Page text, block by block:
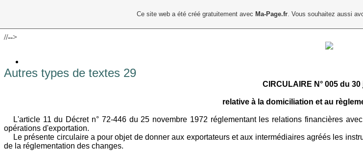
//-->
Autres types de textes 29
CIRCULAIRE N° 005 du
relative à la domiciliation et au
L'article 11 du Décret n° 72-446 du 25 novembre 1972 réglementant les relations financières
opérations d'exportation.
Le présente circulaire a pour objet de donner aux exportateurs et aux intermédiaires agréés les
de la réglementation des changes.
Ce site web a été créé gratuitement avec Ma-Page.fr. Vous souhaitez aussi